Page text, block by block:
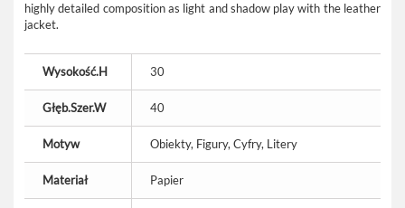
highly detailed composition as light and shadow play with the leather
jacket.
Wysokość.H 30
Głęb.Szer.W 40
Motyw Obiekty, Figury, Cyfry, Litery
Materiał Papier